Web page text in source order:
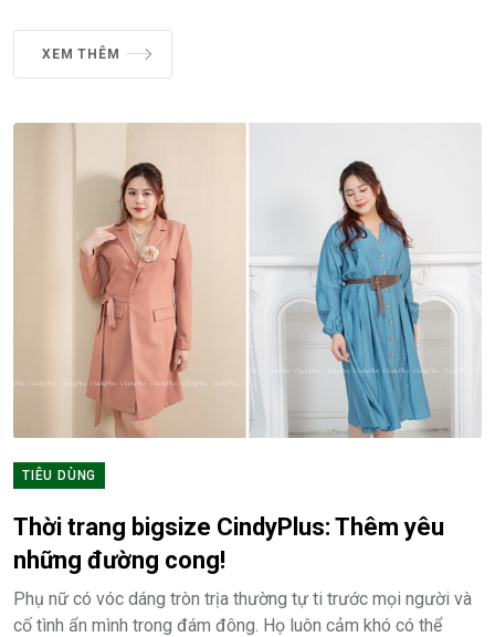
XEM THÊM
TIÊU DÙNG
Thời trang bigsize CindyPlus: Thêm yêu
những đường cong!
Phụ nữ có vóc dáng tròn trịa thường tự ti trước mọi người và
cố tình ẩn mình trong đám đông. Họ luôn cảm khó có thể